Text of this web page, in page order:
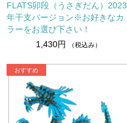
FLATS卯段（うさぎだん）2023
年干支バージョン※お好きなカ
ラーをお選び下さい！
1,430円
（税込み）